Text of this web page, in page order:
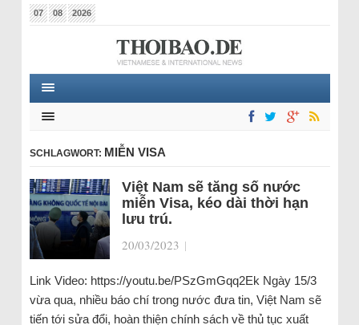
07 08 2026
SCHLAGWORT: MIỄN VISA
Việt Nam sẽ tăng số nước
miễn Visa, kéo dài thời hạn
lưu trú.
20/03/2023 |
Link Video: https://youtu.be/PSzGmGqq2Ek Ngày 15/3
vừa qua, nhiều báo chí trong nước đưa tin, Việt Nam sẽ
tiến tới sửa đổi, hoàn thiện chính sách về thủ tục xuất